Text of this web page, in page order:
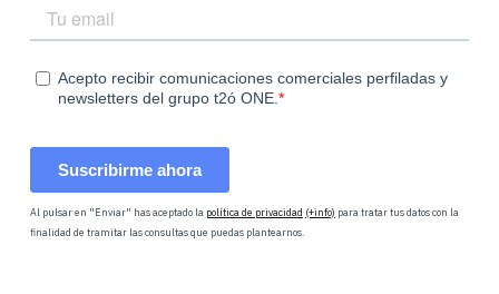
Al pulsar en "Enviar" has aceptado la política de privacidad (+info) para tratar tus datos con la
finalidad de tramitar las consultas que puedas plantearnos.